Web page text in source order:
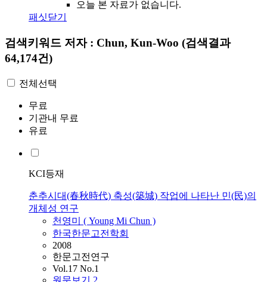
오늘 본 자료가 없습니다.
패싯닫기
검색키워드 저자 : Chun, Kun-Woo (검색결과
64,174건)
전체선택
무료
기관내 무료
유료
KCI등재
춘추시대(春秋時代) 축성(築城) 작업에 나타난 민(民)의
개체성 연구
천영미 ( Young Mi Chun )
한국한문고전학회
2008
한문고전연구
Vol.17 No.1